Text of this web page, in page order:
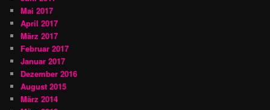
Mai 2017
April 2017
März 2017
Februar 2017
Januar 2017
Dezember 2016
August 2015
März 2014